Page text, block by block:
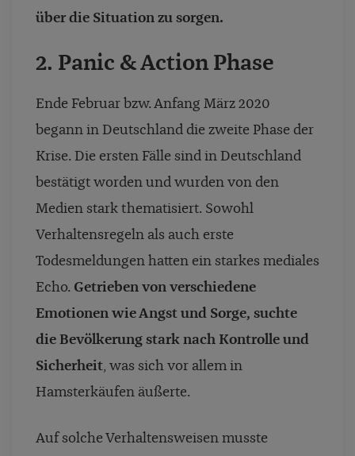
über die Situation zu sorgen.
2. Panic & Action Phase
Ende Februar bzw. Anfang März 2020
begann in Deutschland die zweite Phase der
Krise. Die ersten Fälle sind in Deutschland
bestätigt worden und wurden von den
Medien stark thematisiert. Sowohl
Verhaltensregeln als auch erste
Todesmeldungen hatten ein starkes mediales
Echo. Getrieben von verschiedene
Emotionen wie Angst und Sorge, suchte
die Bevölkerung stark nach Kontrolle und
Sicherheit, was sich vor allem in
Hamsterkäufen äußerte.
Auf solche Verhaltensweisen musste